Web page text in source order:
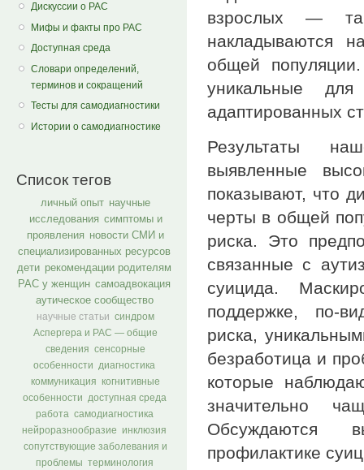
Дискуссии о РАС
Мифы и факты про РАС
Доступная среда
Словари определений,
терминов и сокращений
Тесты для самодиагностики
Истории о самодиагностике
Список тегов
личный опыт научные
исследования симптомы и
проявления новости СМИ и
специализированных ресурсов
дети рекомендации родителям
РАС у женщин самоадвокация
аутическое сообщество
научные статьи синдром
Аспергера и РАС — общие
сведения сенсорные
особенности диагностика
коммуникация когнитивные
особенности доступная среда
работа самодиагностика
нейроразнообразие инклюзия
сопутствующие заболевания и
проблемы терминология
взрослых —
накладываются
общей
уникальные
адаптированных
Результаты
выявленные
показывают, что
черты в общей
риска. Это
связанные с
суицида.
поддержке, по-
риска,
безработица и
которые
значительно
Обсуждаются
профилактике